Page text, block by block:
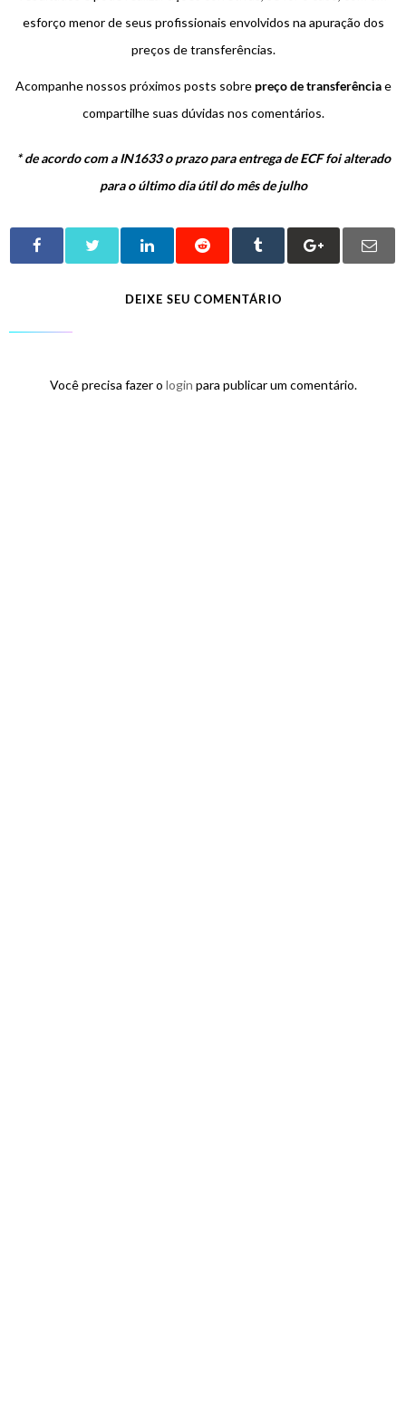
esforço menor de seus profissionais envolvidos na apuração dos
preços de transferências.
Acompanhe nossos próximos posts sobre preço de transferênciae
compartilhe suas dúvidas nos comentários.
* de acordo com a IN1633 o prazo para entrega de ECF foi alterado
para o último dia útil do mês de julho
DEIXE SEU COMENTÁRIO
Você precisa fazer o login para publicar um comentário.